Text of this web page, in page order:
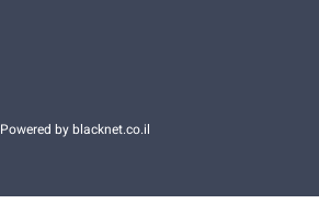
Powered by blacknet.co.il